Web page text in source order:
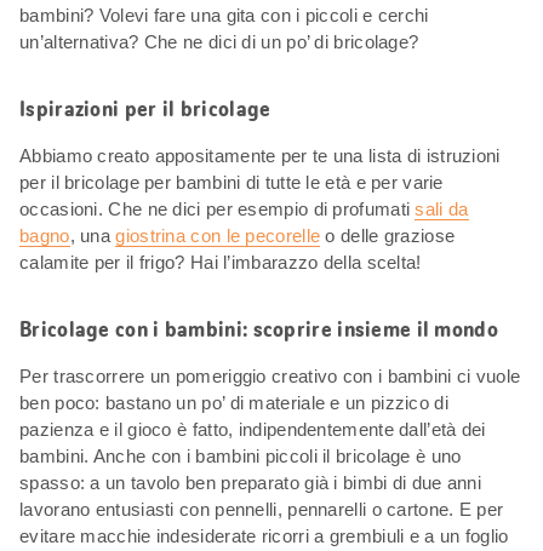
bambini? Volevi fare una gita con i piccoli e cerchi
un’alternativa? Che ne dici di un po’ di bricolage?
Ispirazioni per il bricolage
Abbiamo creato appositamente per te una lista di istruzioni
per il bricolage per bambini di tutte le età e per varie
occasioni. Che ne dici per esempio di profumatisali da
bagno, unagiostrina con le pecorelle o delle graziose
calamite per il frigo? Hai l’imbarazzo della scelta!
Bricolage con i bambini: scoprire insieme il mondo
Per trascorrere un pomeriggio creativo con i bambini ci vuole
ben poco: bastano un po’ di materiale e un pizzico di
pazienza e il gioco è fatto, indipendentemente dall’età dei
bambini. Anche con i bambini piccoli il bricolage è uno
spasso: a un tavolo ben preparato già i bimbi di due anni
lavorano entusiasti con pennelli, pennarelli o cartone. E per
evitare macchie indesiderate ricorri a grembiuli e a un foglio